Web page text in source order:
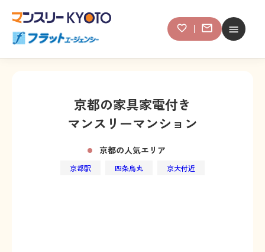
京都の家具家電付き
マンスリーマンション
京都の人気エリア
京都駅 四条烏丸 京大付近